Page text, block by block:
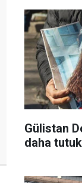
Gülistan
daha